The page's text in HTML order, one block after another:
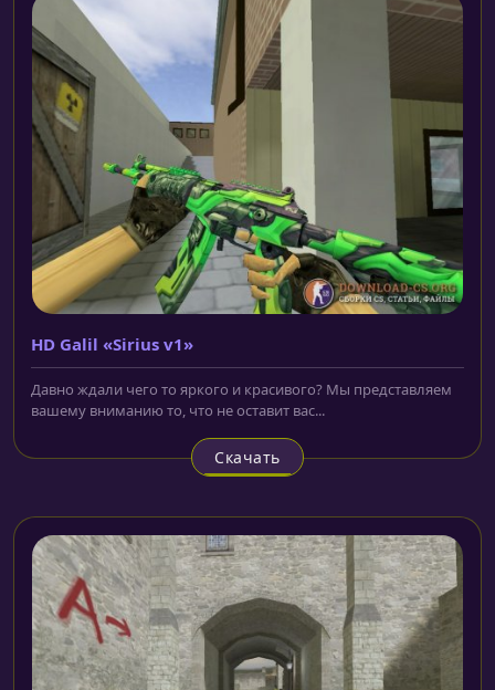
HD Galil «Sirius v1»
Давно ждали чего то яркого и красивого? Мы представляем
вашему вниманию то, что не оставит вас...
Скачать